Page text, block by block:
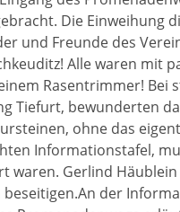
Die Einweihung
und Freunde des
Alle waren mit
Rasentrimmer! Bei
Tiefurt, bewunderten
ohne das
Informationstafel,
waren. Gerlind
der